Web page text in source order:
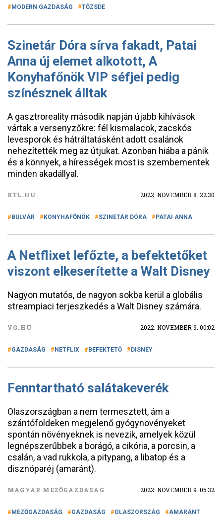
MODERN GAZDASÁG TŐZSDE
Szinetár Dóra sírva fakadt, Patai
Anna új elemet alkotott, A
Konyhafőnök VIP séfjei pedig
színésznek álltak
A gasztroreality második napján újabb kihívások
vártak a versenyzőkre: fél kismalacok, zacskós
levesporok és hátráltatásként adott csalánok
nehezítették meg az útjukat. Azonban hiába a pánik
és a könnyek, a hírességek most is szembementek
minden akadállyal.
RTL.HU 2022. NOVEMBER 8. 22:30
BULVÁR KONYHAFŐNÖK SZINETÁR DÓRA PATAI ANNA
A Netflixet lefőzte, a befektetőket
viszont elkeserítette a Walt Disney
Nagyon mutatós, de nagyon sokba kerül a globális
streampiaci terjeszkedés a Walt Disney számára.
VG.HU 2022. NOVEMBER 9. 00:02
GAZDASÁG NETFLIX BEFEKTETŐ DISNEY
Fenntartható salátakeverék
Olaszországban a nem termesztett, ám a
szántóföldeken megjelenő gyógynövényeket
spontán növényeknek is nevezik, amelyek közül
legnépszerűbbek a borágó, a cikória, a porcsin, a
csalán, a vad rukkola, a pitypang, a libatop és a
disznóparéj (amaránt).
MAGYAR MEZŐGAZDASÁG 2022. NOVEMBER 9. 05:32
MEZŐGAZDASÁG GAZDASÁG OLASZORSZÁG AMARÁNT